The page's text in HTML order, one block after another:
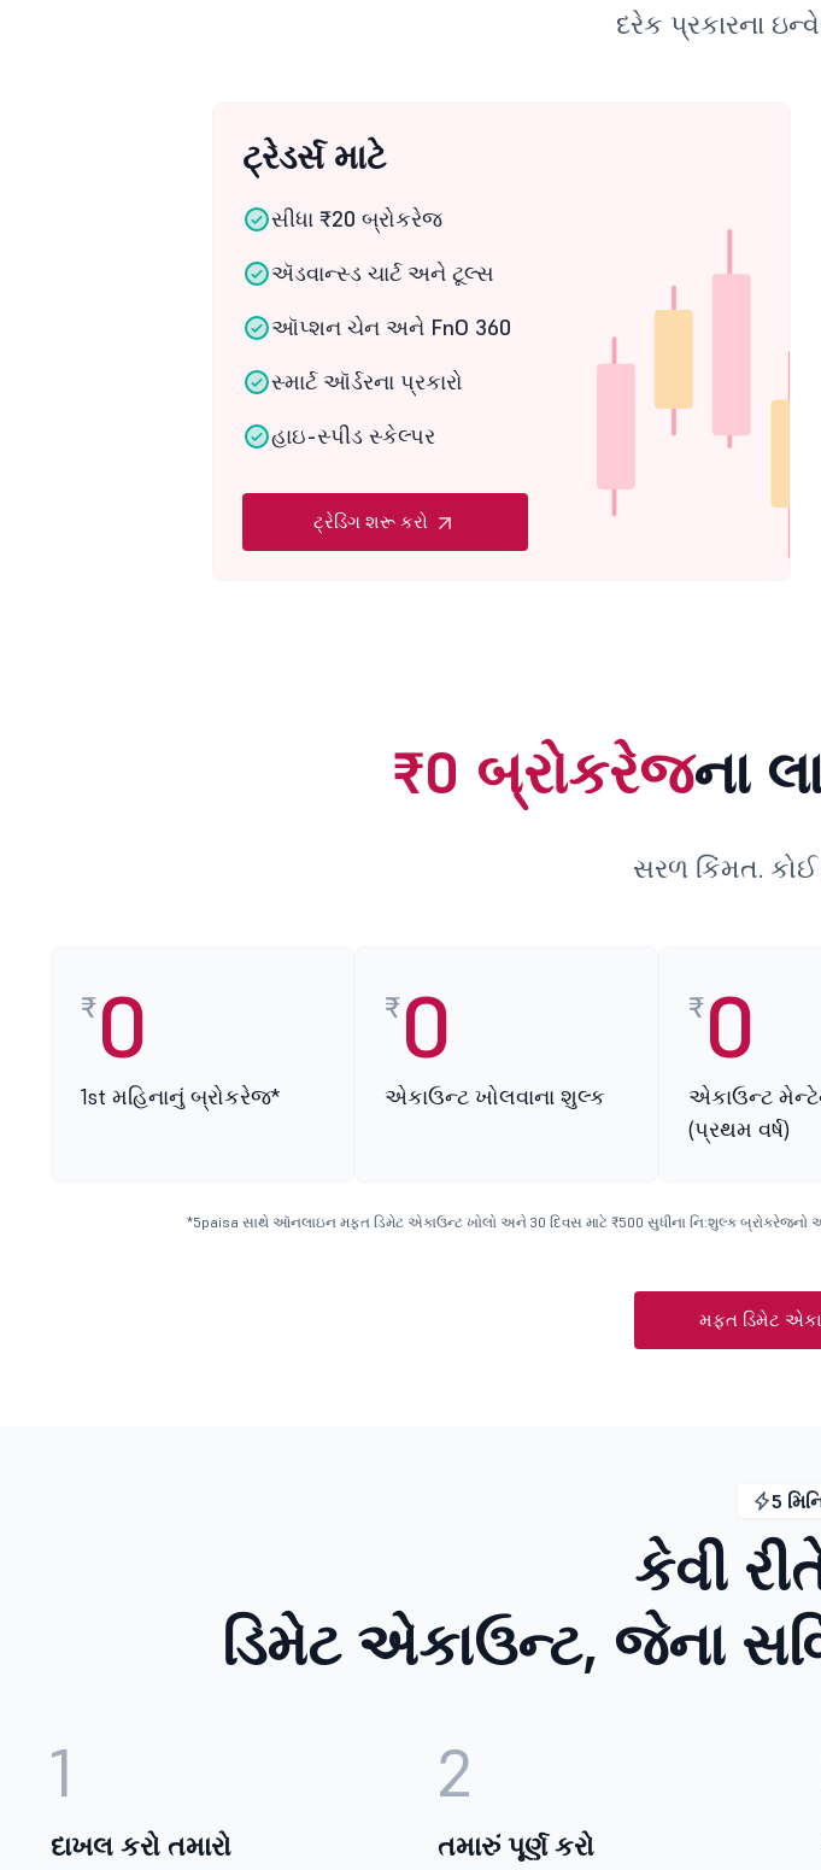
દરેક પ્રકારના
ટ્રેડર્સ માટે
સીધા ₹20 બ્રોકરેજ
ઍડવાન્સ્ડ ચાર્ટ અને ટૂલ્સ
ઑપ્શન ચેન અને FnO 360
સ્માર્ટ ઑર્ડરના પ્રકારો
હાઇ-સ્પીડ સ્કેલ્પર
ટ્રેડિંગ શરૂ કરો
₹0 બ્રોકરેજના
સરળ કિંમત.
₹0
1st મહિનાનું બ્રોકરેજ*
₹0
એકાઉન્ટ ખોલવાના શુલ્ક
₹0
એકાઉન્ટ
(પ્રથમ વર્ષ)
*5paisa સાથે ઑનલાઇન મફત ડિમેટ એકાઉન્ટ ખોલો અને 30 દિવસ માટે ₹500 સુધીના નિ:શુલ્ક બ્રોકરેજનો
મફત ડિમેટ
5
કેવી
ડિમેટ એકાઉન્ટ, જેના
1
દાખલ કરો તમારો
2
તમારું પૂર્ણ કરો